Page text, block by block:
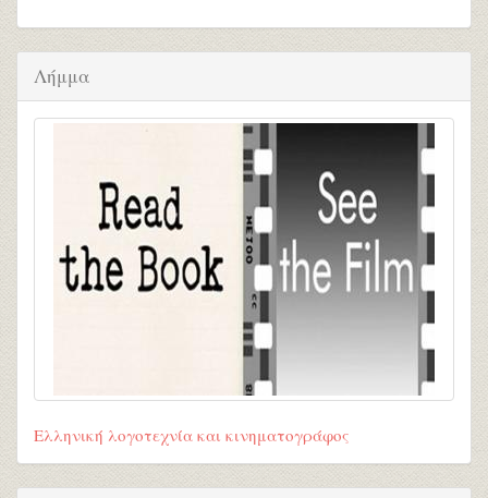
Λήμμα
Ελληνική λογοτεχνία και κινηματογράφος